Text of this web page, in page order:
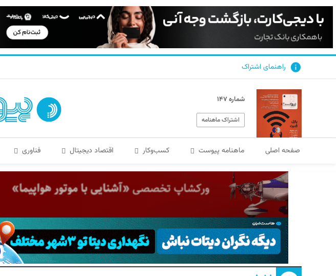
راهنمای اشتراک
شماره ۱۴۷
اشتراک ماهنامه
صفحه اصلی ماهنامه پیوست کسب‌و‌کار اقتصاد دیجیتال فناوری